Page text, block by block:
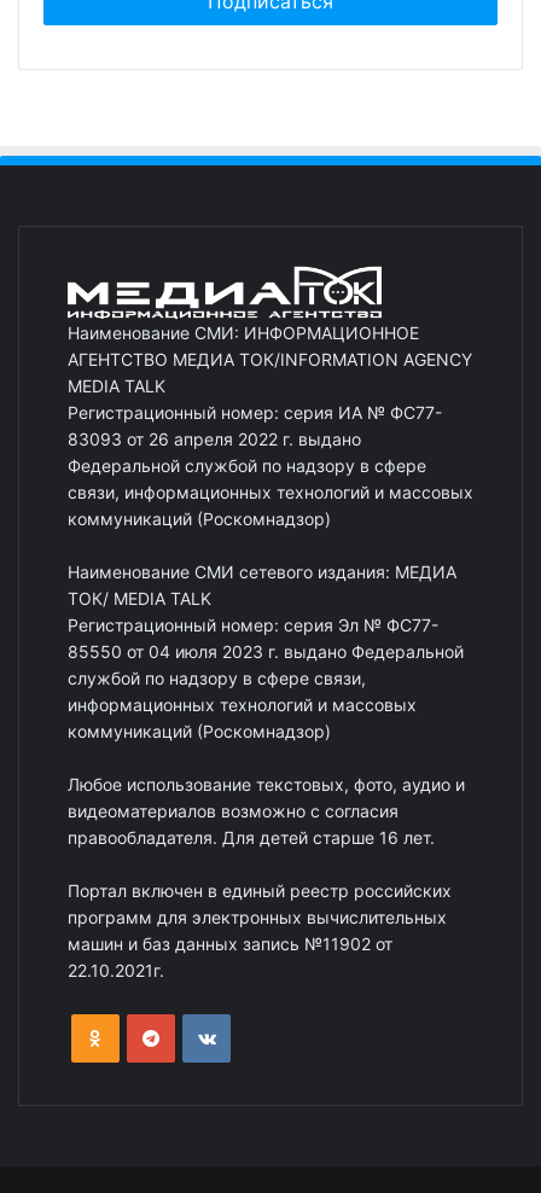
Наименование СМИ: ИНФОРМАЦИОННОЕ
АГЕНТСТВО МЕДИА ТОК/INFORMATION AGENCY
MEDIA TALK
Регистрационный номер: серия ИА № ФС77-
83093 от 26 апреля 2022 г. выдано
Федеральной службой по надзору в сфере
связи, информационных технологий и массовых
коммуникаций (Роскомнадзор)
Наименование СМИ сетевого издания: МЕДИА
ТОК/ MEDIA TALK
Регистрационный номер: серия Эл № ФС77-
85550 от 04 июля 2023 г. выдано Федеральной
службой по надзору в сфере связи,
информационных технологий и массовых
коммуникаций (Роскомнадзор)
Любое использование текстовых, фото, аудио и
видеоматериалов возможно с согласия
правообладателя. Для детей старше 16 лет.
Портал включен в единый реестр российских
программ для электронных вычислительных
машин и баз данных запись №11902 от
22.10.2021г.